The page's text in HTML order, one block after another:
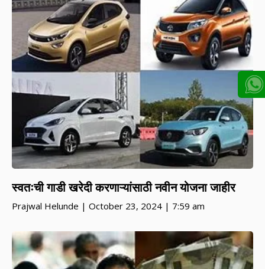
स्वतःची गाडी खरेदी करणाऱ्यांसाठी नवीन योजना जाहीर
Prajwal Helunde October 23, 2024 7:59 am